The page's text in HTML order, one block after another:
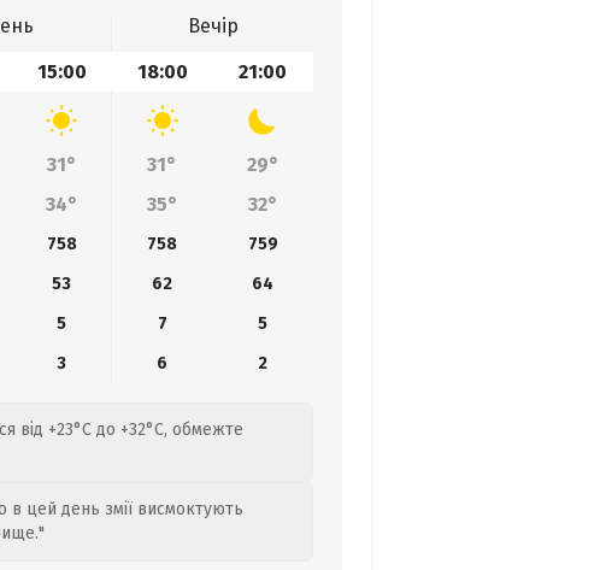
Вечір
15:00 18:00 21:00
31° 31°
29°
34° 35° 32°
758 758
759
53 62
64
5 7
5
3 6 2
від +23°C до +32°C, обмежте
в цей день змії висмоктують